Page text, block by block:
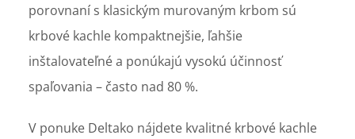
porovnaní s klasickým murovaným krbom sú
krbové kachle kompaktnejšie, ľahšie
inštalovateľné a ponúkajú vysokú účinnosť
spaľovania – často nad 80 %.
V ponuke Deltako nájdete kvalitné krbové kachle